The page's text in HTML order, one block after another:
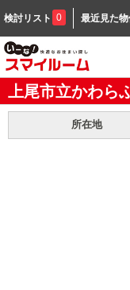
検討リスト 0 最近見た
上尾市立かわら
所在地